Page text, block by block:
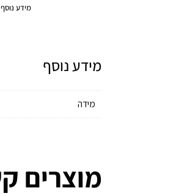
מידע נוסף
מידע נוסף
מידה
מוצרים